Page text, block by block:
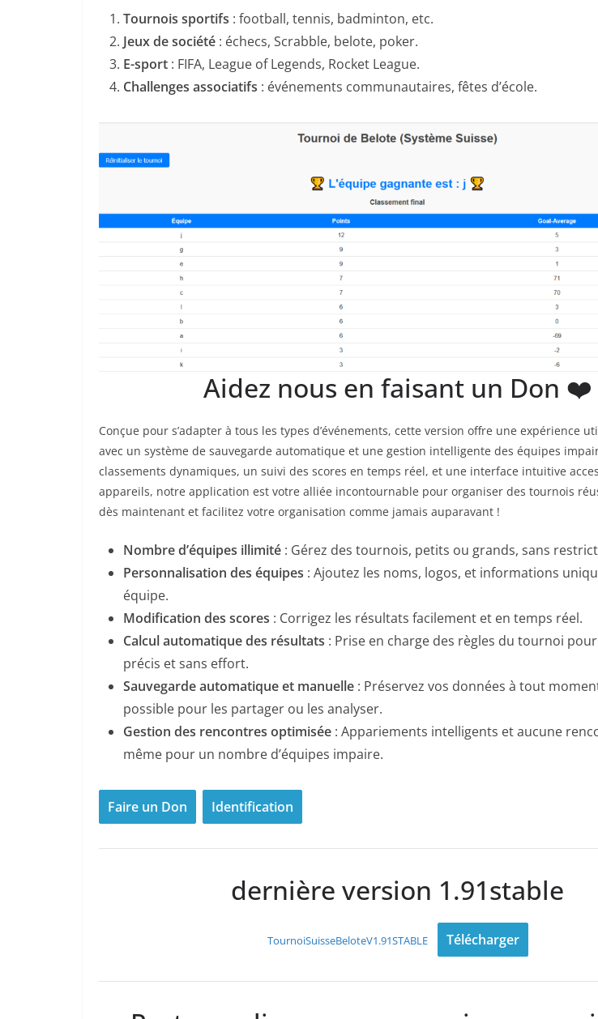
Tournois sportifs : football, tennis, badminton, etc.
Jeux de société : échecs, Scrabble, belote, poker.
E-sport : FIFA, League of Legends, Rocket League.
Challenges associatifs : événements communautaires, fêtes d’école.
Aidez nous en faisant un Don ❤️
Conçue pour s’adapter à tous les types d’événements, cette version offre une expérience
avec un système de sauvegarde automatique et une gestion intelligente des équipes
classements dynamiques, un suivi des scores en temps réel, et une interface intuitive
appareils, notre application est votre alliée incontournable pour organiser des tournois
dès maintenant et facilitez votre organisation comme jamais auparavant !
Nombre d’équipes illimité : Gérez des tournois, petits ou grands, sans
Personnalisation des équipes : Ajoutez les noms, logos, et informations
équipe.
Modification des scores : Corrigez les résultats facilement et en temps réel.
Calcul automatique des résultats : Prise en charge des règles du tournoi
précis et sans effort.
Sauvegarde automatique et manuelle : Préservez vos données à tout
possible pour les partager ou les analyser.
Gestion des rencontres optimisée : Appariements intelligents et aucune
même pour un nombre d’équipes impaire.
Faire un Don Identification
dernière version 1.91stable
TournoiSuisseBeloteV1.91STABLE Télécharger